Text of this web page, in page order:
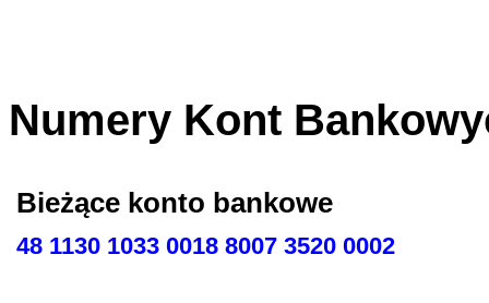
Numery Kont
Bieżące konto bankowe
48 1130 1033 0018 8007 3520 0002